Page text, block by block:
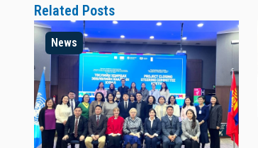
Related Posts
News